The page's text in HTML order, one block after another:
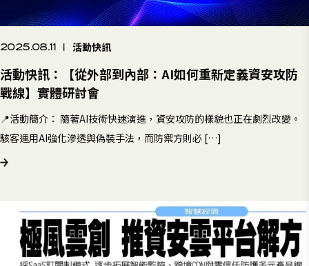
2025.08.11 |活動快訊
活動快訊：【從外部到內部：AI如何重新定義資安攻防
戰線】實體研討會
📍活動簡介： 隨著AI技術快速演進，資安攻防的樣貌也正在劇烈改變。
駭客運用AI強化滲透與偽裝手法，而防禦方則必 […]